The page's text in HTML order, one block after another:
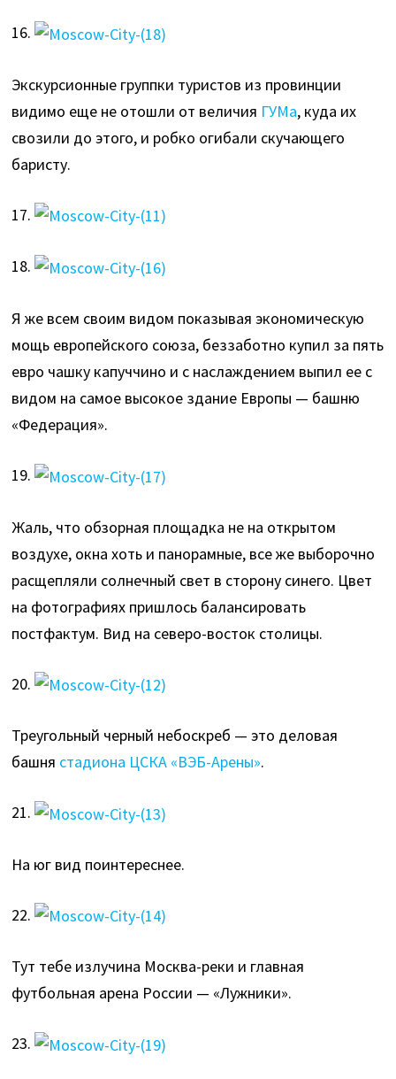
16.
Экскурсионные группки туристов из провинции
видимо еще не отошли от величия ГУМа, куда их
свозили до этого, и робко огибали скучающего
баристу.
17.
18.
Я же всем своим видом показывая экономическую
мощь европейского союза, беззаботно купил за пять
евро чашку капуччино и с наслаждением выпил ее с
видом на самое высокое здание Европы — башню
«Федерация».
19.
Жаль, что обзорная площадка не на открытом
воздухе, окна хоть и панорамные, все же выборочно
расщепляли солнечный свет в сторону синего. Цвет
на фотографиях пришлось балансировать
постфактум. Вид на северо-восток столицы.
20.
Треугольный черный небоскреб — это деловая
башня стадиона ЦСКА «ВЭБ-Арены».
21.
На юг вид поинтереснее.
22.
Тут тебе излучина Москва-реки и главная
футбольная арена России — «Лужники».
23.